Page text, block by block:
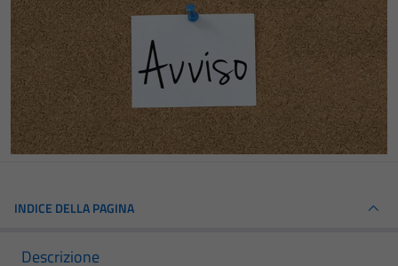
INDICE DELLA PAGINA
Descrizione